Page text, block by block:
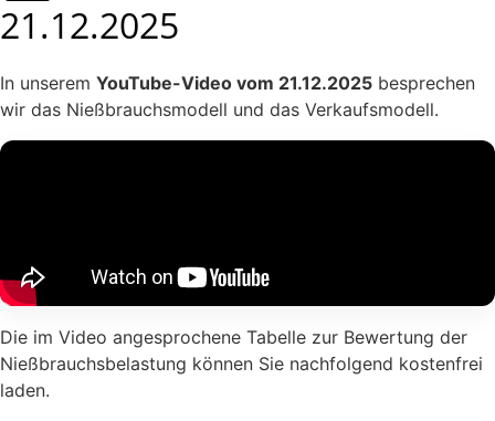
21.12.2025
In unserem YouTube-Video vom 21.12.2025 besprechen
wir das Nießbrauchsmodell und das Verkaufsmodell.
Die im Video angesprochene Tabelle zur Bewertung der
Nießbrauchsbelastung können Sie nachfolgend kostenfrei
laden.